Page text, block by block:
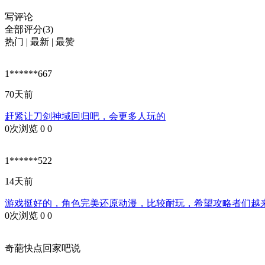
写评论
全部评分(3)
热门 | 最新 | 最赞
1******667
70天前
赶紧让刀剑神域回归吧，会更多人玩的
0次浏览 0 0
1******522
14天前
游戏挺好的，角色完美还原动漫，比较耐玩，希望攻略者们越
0次浏览 0 0
奇葩快点回家吧说